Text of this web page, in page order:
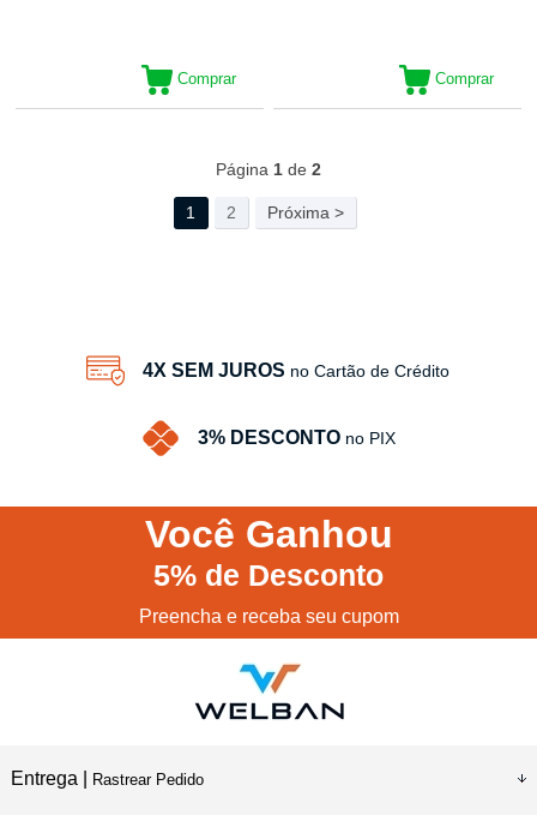
Comprar Comprar
Página 1de 2
1 2 Próxima >
4X SEM JUROS no Cartão de Crédito
3% DESCONTO no PIX
Você Ganhou
5% de Desconto
Preencha e receba seu cupom
Entrega | Rastrear Pedido